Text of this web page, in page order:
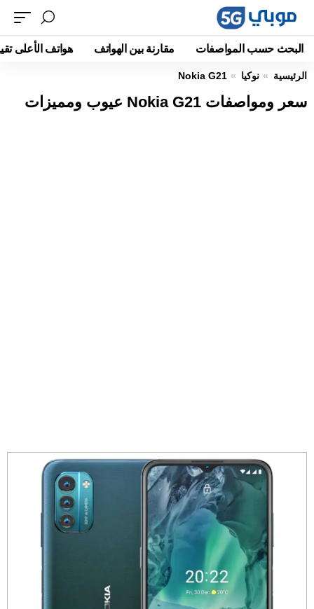
البحث حسب المواصفات مقارنة بين الهواتف هواتف الأعلى
الرئيسية نوكيا Nokia G21
سعر ومواصفات Nokia G21 عيوب ومميزات